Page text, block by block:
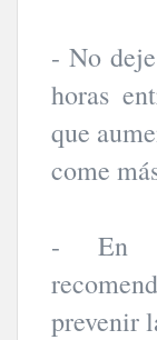
- No
horas
que
come
- En
prevenir